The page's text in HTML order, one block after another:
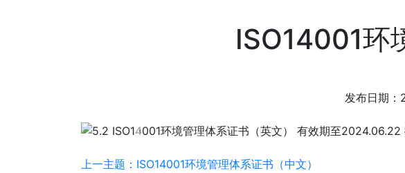
ISO14001环
发布日期
下一张
上一主题：ISO14001环境管理体系证书（中文）